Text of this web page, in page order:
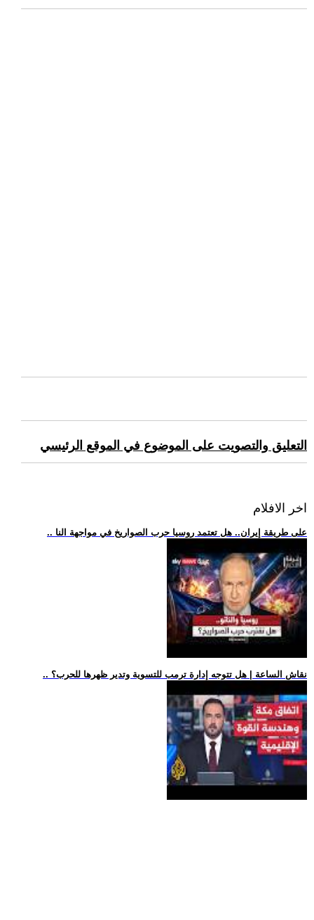
التعليق والتصويت على الموضوع في الموقع الرئيسي
اخر الافلام
.. على طريقة إيران.. هل تعتمد روسيا حرب الصواريخ في مواجهة النا
.. نقاش الساعة | هل تتوجه إدارة ترمب للتسوية وتدير ظهرها للحرب؟